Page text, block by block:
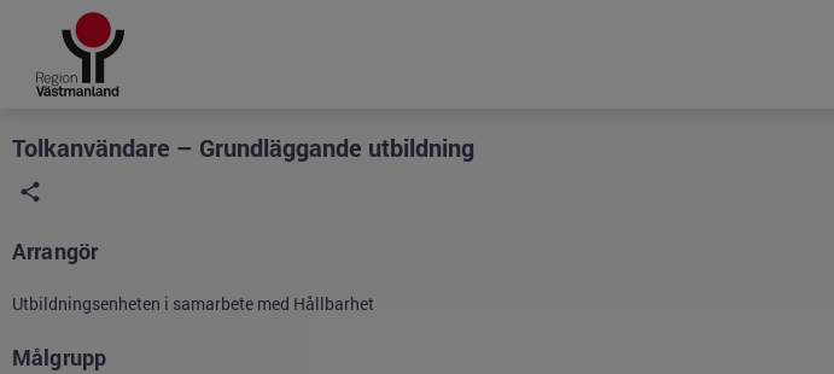
Grade
Portal
Tolkanvändare – Grundläggande utbildning
Arrangör
Utbildningsenheten i samarbete med Hållbarhet
Målgrupp